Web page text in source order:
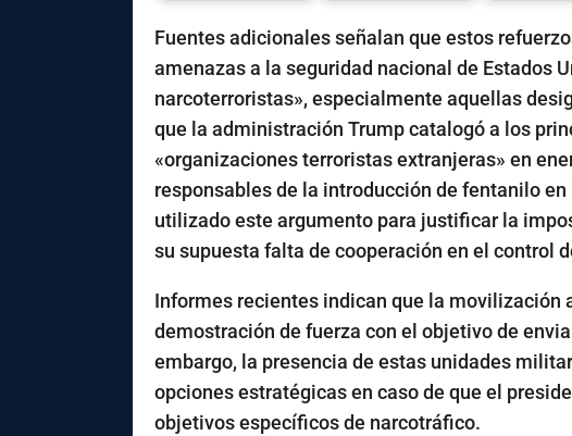
Fuentes adicionales señalan que estos
amenazas a la seguridad nacional de Estados
narcoterroristas», especialmente aquellas
que la administración Trump catalogó a los
«organizaciones terroristas extranjeras» en
responsables de la introducción de fentanilo
utilizado este argumento para justificar la
su supuesta falta de cooperación en el control
Informes recientes indican que la movilización
demostración de fuerza con el objetivo de
embargo, la presencia de estas unidades
opciones estratégicas en caso de que el
objetivos específicos de narcotráfico.